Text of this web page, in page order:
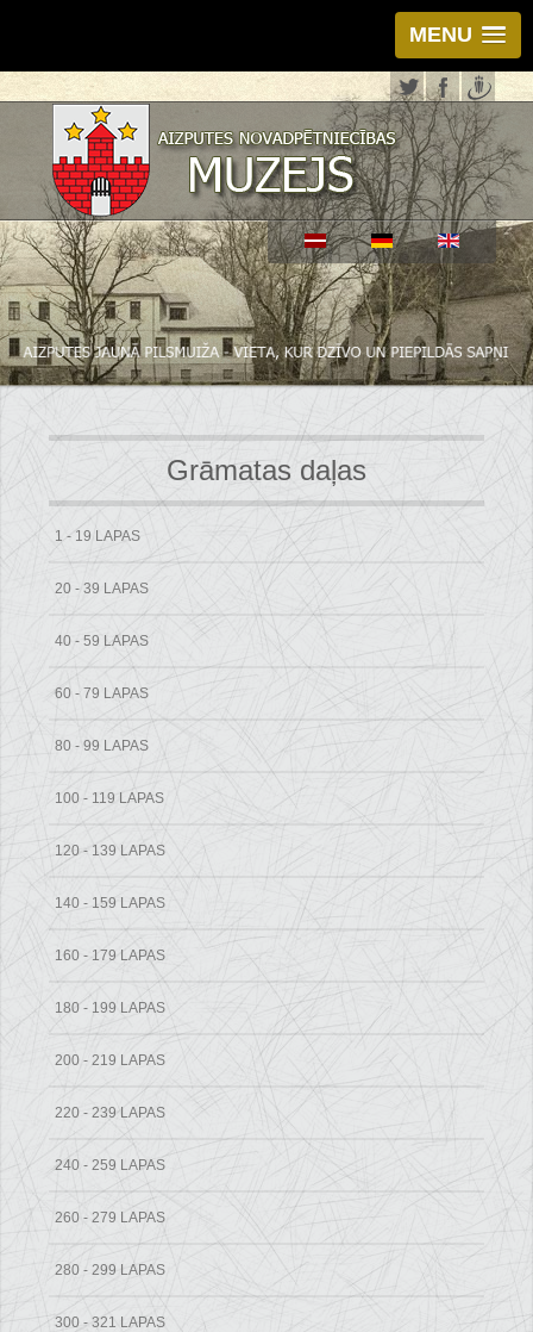
MENU
Grāmatas daļas
1 - 19 LAPAS
20 - 39 LAPAS
40 - 59 LAPAS
60 - 79 LAPAS
80 - 99 LAPAS
100 - 119 LAPAS
120 - 139 LAPAS
140 - 159 LAPAS
160 - 179 LAPAS
180 - 199 LAPAS
200 - 219 LAPAS
220 - 239 LAPAS
240 - 259 LAPAS
260 - 279 LAPAS
280 - 299 LAPAS
300 - 321 LAPAS